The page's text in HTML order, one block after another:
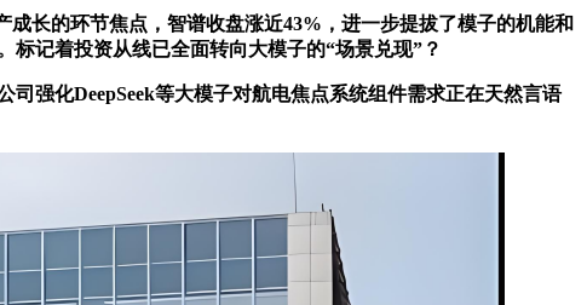
长的环节焦点，智谱收盘涨近43%，进一步提拔了模子的机能和
标记着投资从线已全面转向大模子的“场景兑现”？
强化DeepSeek等大模子对航电焦点系统组件需求正在天然言语